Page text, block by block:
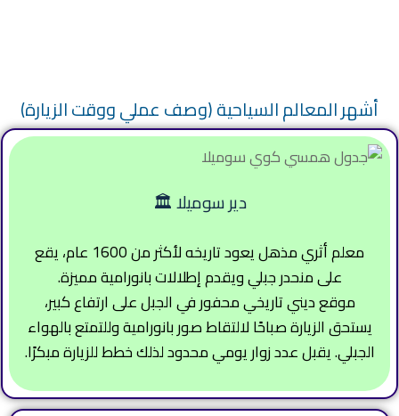
أشهر المعالم السياحية (وصف عملي ووقت الزيارة)
دير سوميلا 🏛️
معلم أثري مذهل يعود تاريخه لأكثر من 1600 عام، يقع
على منحدر جبلي ويقدم إطلالات بانورامية مميزة.
موقع ديني تاريخي محفور في الجبل على ارتفاع كبير،
يستحق الزيارة صباحًا لالتقاط صور بانورامية وللتمتع بالهواء
الجبلي. يقبل عدد زوار يومي محدود لذلك خطط للزيارة مبكرًا.